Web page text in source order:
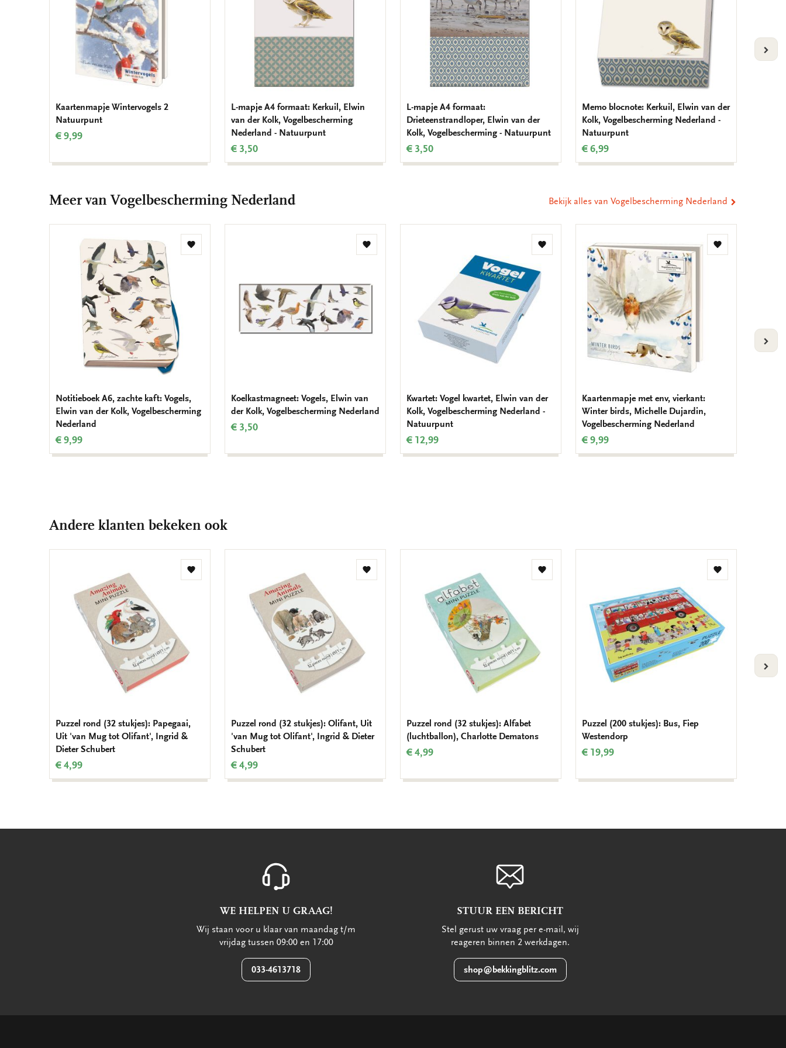
Kaartenmapje Wintervogels 2
Natuurpunt
€ 9,99
L-mapje A4 formaat: Kerkuil, Elwin
van der Kolk, Vogelbescherming
Nederland - Natuurpunt
€ 3,50
L-mapje A4 formaat:
Drieteenstrandloper, Elwin van der
Kolk, Vogelbescherming - Natuurpunt
€ 3,50
Memo blocnote: Kerkuil, Elwin van der
Kolk, Vogelbescherming Nederland -
Natuurpunt
€ 6,99
Meer van Vogelbescherming Nederland Bekijk alles van Vogelbescherming Nederland
Toevoegen
Notitieboek A6, zachte kaft: Vogels,
Elwin van der Kolk, Vogelbescherming
Nederland
€ 9,99
Toevoegen
Koelkastmagneet: Vogels, Elwin van
der Kolk, Vogelbescherming Nederland
€ 3,50
Toevoegen
verlanglijst
Kwartet: Vogel kwartet, Elwin van der
Kolk, Vogelbescherming Nederland -
Natuurpunt
€ 12,99
Toevoegen
Kaartenmapje met env, vierkant:
Winter birds, Michelle Dujardin,
Vogelbescherming Nederland
€ 9,99
Andere klanten bekeken ook
Toevoegen
Puzzel rond (32 stukjes): Papegaai,
Uit 'van Mug tot Olifant', Ingrid &
Dieter Schubert
€ 4,99
Toevoegen
Puzzel rond (32 stukjes): Olifant, Uit
'van Mug tot Olifant', Ingrid & Dieter
Schubert
€ 4,99
Toevoegen
Puzzel rond (32 stukjes): Alfabet
(luchtballon), Charlotte Dematons
€ 4,99
Toevoegen
Puzzel (200 stukjes): Bus, Fiep
Westendorp
€ 19,99
WE HELPEN U GRAAG!
Wij staan voor u klaar van maandag t/m
vrijdag tussen 09:00 en 17:00
033-4613718
STUUR EEN BERICHT
Stel gerust uw vraag per e-mail, wij
reageren binnen 2 werkdagen.
shop@bekkingblitz.com